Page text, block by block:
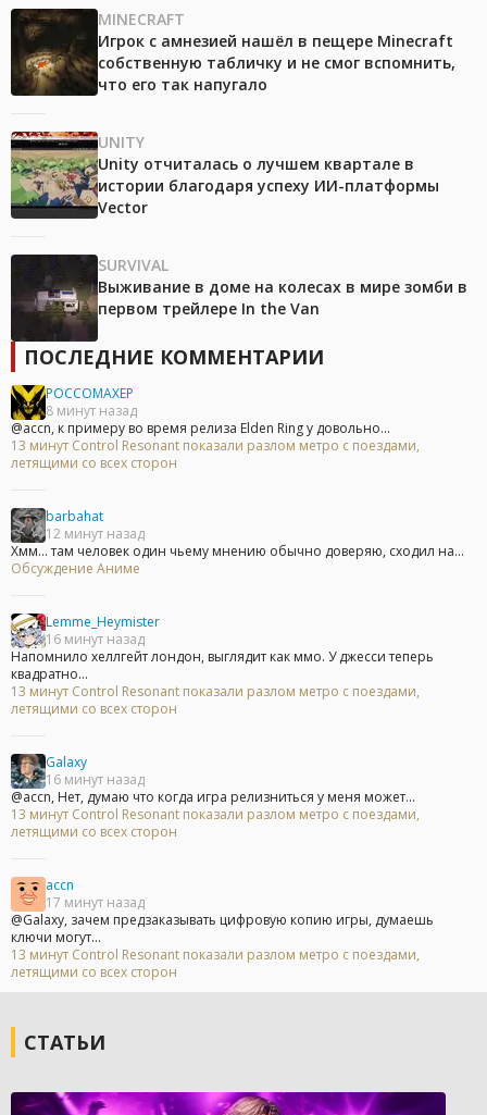
MINECRAFT
Игрок с амнезией нашёл в пещере Minecraft
собственную табличку и не смог вспомнить,
что его так напугало
UNITY
Unity отчиталась о лучшем квартале в
истории благодаря успеху ИИ-платформы
Vector
SURVIVAL
Выживание в доме на колесах в мире зомби в
первом трейлере In the Van
ПОСЛЕДНИЕ КОММЕНТАРИИ
POCCOMAXEP
8 минут назад
@accn, к примеру во время релиза Elden Ring у довольно...
13 минут Control Resonant показали разлом метро с поездами,
летящими со всех сторон
barbahat
12 минут назад
Хмм... там человек один чьему мнению обычно доверяю, сходил на...
Обсуждение Аниме
Lemme_Heymister
16 минут назад
Напомнило хеллгейт лондон, выглядит как ммо. У джесси теперь
квадратно...
13 минут Control Resonant показали разлом метро с поездами,
летящими со всех сторон
Galaxy
16 минут назад
@accn, Нет, думаю что когда игра релизниться у меня может...
13 минут Control Resonant показали разлом метро с поездами,
летящими со всех сторон
accn
17 минут назад
@Galaxy, зачем предзаказывать цифровую копию игры, думаешь
ключи могут...
13 минут Control Resonant показали разлом метро с поездами,
летящими со всех сторон
СТАТЬИ